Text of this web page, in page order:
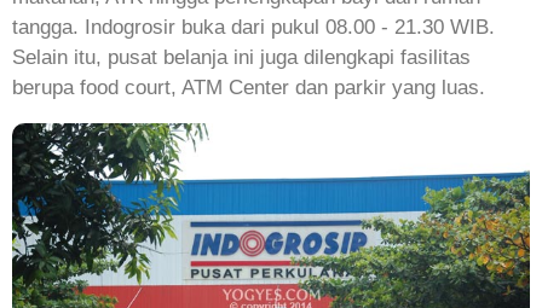
tangga. Indogrosir buka dari pukul 08.00 - 21.30 WIB.
Selain itu, pusat belanja ini juga dilengkapi fasilitas
berupa food court, ATM Center dan parkir yang luas.